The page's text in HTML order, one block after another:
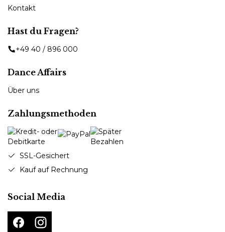
Kontakt
Hast du Fragen?
+49 40 / 896 000
Dance Affairs
Über uns
Zahlungsmethoden
SSL-Gesichert
Kauf auf Rechnung
Social Media